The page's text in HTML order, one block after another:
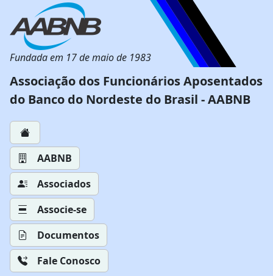
Fundada em 17 de maio de 1983
Associação dos Funcionários Aposentados
do Banco do Nordeste do Brasil - AABNB
AABNB
Associados
Associe-se
Documentos
Fale Conosco